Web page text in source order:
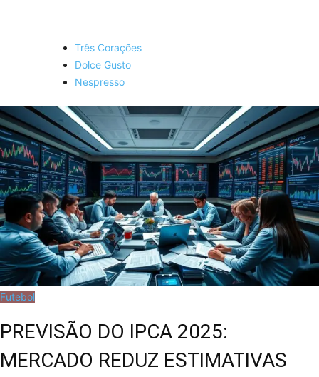
Três Corações
Dolce Gusto
Nespresso
Futebol
PREVISÃO DO IPCA 2025:
MERCADO REDUZ ESTIMATIVAS